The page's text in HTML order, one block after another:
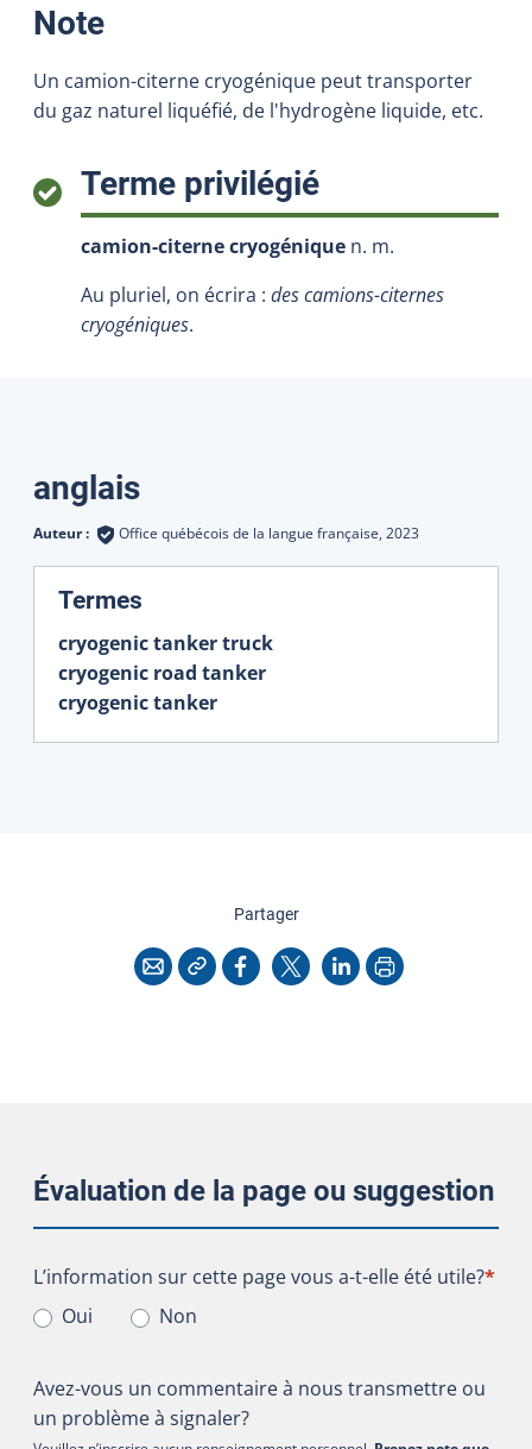
Note:
Un camion-citerne cryogénique peut transporter
du gaz naturel liquéfié, de l'hydrogène liquide, etc.
Terme privilégié:
camion-citerne cryogénique n. m.
Au pluriel, on écrira : des camions-citernes
cryogéniques.
Traductions
anglais
Auteur : Office québécois de la langue française, 2023
Termes
cryogenic tanker truck
cryogenic road tanker
cryogenic tanker
Partagercette page
CourrielCopier l'adresse
Facebook
X LinkedInImprimer
Évaluation de la page ou suggestion
L’information sur cette page vous a-t-elle été utile?
L’information sur cette page vous a-t-elle été utile?*
Oui
Non
Avez-vous un commentaire à nous transmettre ou
un problème à signaler?